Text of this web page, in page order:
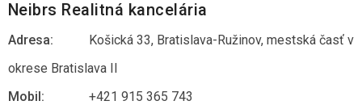
Neibrs Realitná kancelária
Adresa:
Košická 33, Bratislava-Ružinov, mestská časť v
okrese Bratislava II
Mobil:
+421 915 365 743